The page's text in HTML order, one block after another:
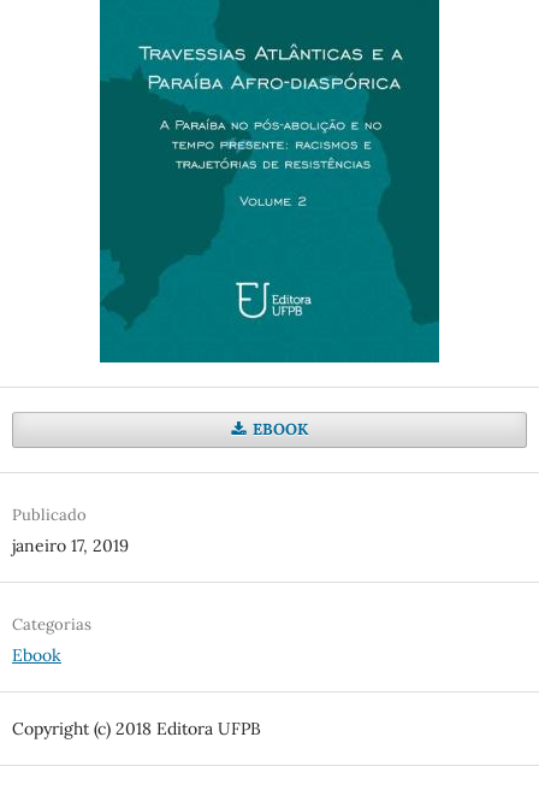
EBOOK
Publicado
janeiro 17, 2019
Categorias
Ebook
Copyright (c) 2018 Editora UFPB